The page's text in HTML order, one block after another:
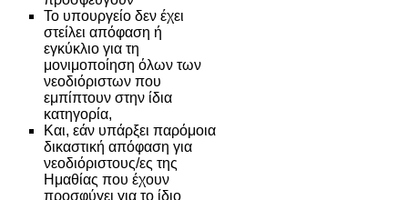
Το υπουργείο δεν έχει
στείλει απόφαση ή
εγκύκλιο για τη
μονιμοποίηση όλων των
νεοδιόριστων που
εμπίπτουν στην ίδια
κατηγορία,
Και, εάν υπάρξει παρόμοια
δικαστική απόφαση για
νεοδιόριστους/ες της
Ημαθίας που έχουν
προσφύγει για το ίδιο